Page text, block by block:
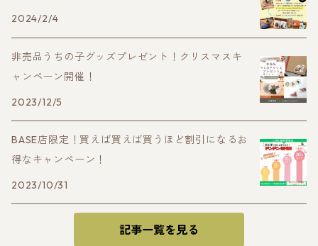
2024/2/4
非売品うちの子グッズプレゼント！クリスマスキ
ャンペーン開催！
2023/12/5
BASE店限定！買えば買えば買うほど割引になるお
得なキャンペーン！
2023/10/31
記事一覧を見る